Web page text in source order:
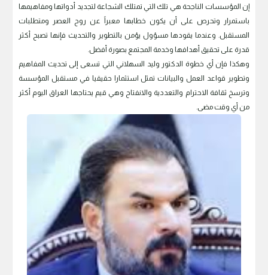
إن المؤسسات الناجحة هي تلك التي تمتلك الشجاعة لتجديد أدواتها ومفاهيمها
باستمرار وتحرص على أن يكون خطابها معبراً عن روح العصر ومتطلبات
المستقبل. وعندما يقودها مسؤول يؤمن بالتطوير والتحديث فإنها تصبح أكثر
قدرة على تحقيق أهدافها وخدمة المجتمع بصورة أفضل.
وهكذا فإن أي خطوة الدكتور وليد السهلاني التي تسعى إلى تحديث المفاهيم
وتطوير قواعد العمل والبيانات تمثل استثمارا حقيقيا في مستقبل المؤسسة
وترسخ ثقافة الاحترام والتعددية والانفتاح وهي قيم يحتاجها العراق اليوم أكثر
من أي وقت مضى.